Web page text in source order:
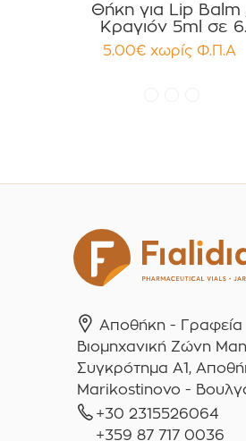
Θήκη για Lip Balm
Κραγιόν 5ml σε 6
χρώματα Πακέτο
5.00€ χωρίς Φ.Π.Α
Αποθήκη - Γραφεία
Βιομηχανική Ζώνη
Συγκρότημα A1,
Marikostinovo -
+30 2315526064
+359 87 717 0036